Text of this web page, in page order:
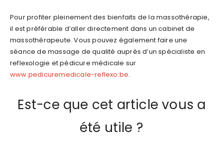
Pour profiter pleinement des bienfaits de la massothérapie,
il est préférable d’aller directement dans un cabinet de
massothérapeute. Vous pouvez également faire une
séance de massage de qualité auprès d’un spécialiste en
reflexologie et pédicure médicale sur
www.pedicuremedicale-reflexo.be.
Est-ce que cet article vous a
été utile ?